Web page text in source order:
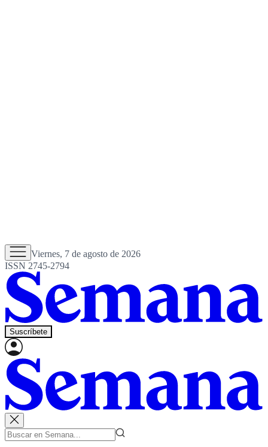
Viernes, 7 de agosto de 2026
ISSN 2745-2794
Suscríbete